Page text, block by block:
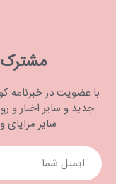
مشترک
با عضویت در خبرنامه
جدید و سایر اخبار و
سایر مزایای